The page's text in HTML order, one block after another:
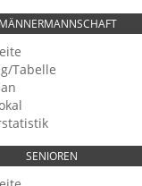
Tabelle
SENIOREN